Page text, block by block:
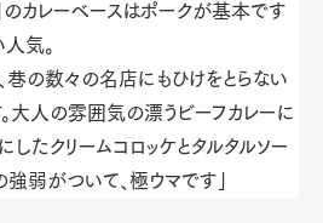
のカレーベースはポークが基本です
気。
、巷の数々の名店にもひけをとらない
大人の雰囲気の漂うビーフカレーに
したクリームコロッケとタルタルソー
弱がついて、極ウマです」